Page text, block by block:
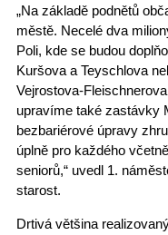
„Na základě podnětů
městě. Necelé dva
Poli, kde se budou
Kuršova a Teyschlova
Vejrostova-
upravíme také zastávky
bezbariérové úpravy
úplně pro každého
seniorů,“ uvedl 1.
starost.
Drtivá většina